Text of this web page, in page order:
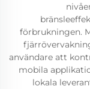
förbrukningen.
användare att
mobila
lokala